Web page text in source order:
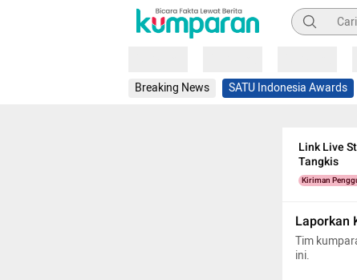
Pencarian
Breaking News SATU Indonesia Awards
Link Live
Tangkis
Kiriman
Laporkan
Tim
ini.